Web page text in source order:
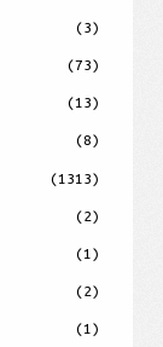
(3)
(73)
(13)
(8)
(1313)
(2)
(1)
(2)
(1)